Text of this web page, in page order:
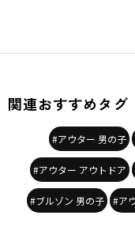
関連おすすめタグ
#アウター 男の子
#アウター アウトドア
#ブルゾン 男の子 #ア